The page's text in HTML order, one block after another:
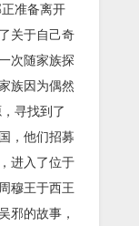
准备离开
关于自己奇
次随家族探
族因为偶然
寻找到了
，他们招募
进入了位于
穆王于西王
邪的故事，